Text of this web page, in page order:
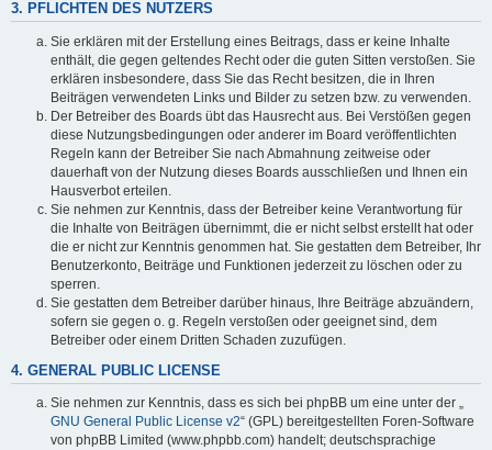
3. PFLICHTEN DES NUTZERS
Sie erklären mit der Erstellung eines Beitrags, dass er keine Inhalte
enthält, die gegen geltendes Recht oder die guten Sitten verstoßen. Sie
erklären insbesondere, dass Sie das Recht besitzen, die in Ihren
Beiträgen verwendeten Links und Bilder zu setzen bzw. zu verwenden.
Der Betreiber des Boards übt das Hausrecht aus. Bei Verstößen gegen
diese Nutzungsbedingungen oder anderer im Board veröffentlichten
Regeln kann der Betreiber Sie nach Abmahnung zeitweise oder
dauerhaft von der Nutzung dieses Boards ausschließen und Ihnen ein
Hausverbot erteilen.
Sie nehmen zur Kenntnis, dass der Betreiber keine Verantwortung für
die Inhalte von Beiträgen übernimmt, die er nicht selbst erstellt hat oder
die er nicht zur Kenntnis genommen hat. Sie gestatten dem Betreiber, Ihr
Benutzerkonto, Beiträge und Funktionen jederzeit zu löschen oder zu
sperren.
Sie gestatten dem Betreiber darüber hinaus, Ihre Beiträge abzuändern,
sofern sie gegen o. g. Regeln verstoßen oder geeignet sind, dem
Betreiber oder einem Dritten Schaden zuzufügen.
4. GENERAL PUBLIC LICENSE
Sie nehmen zur Kenntnis, dass es sich bei phpBB um eine unter der „
GNU General Public License v2“ (GPL) bereitgestellten Foren-Software
von phpBB Limited (www.phpbb.com) handelt; deutschsprachige